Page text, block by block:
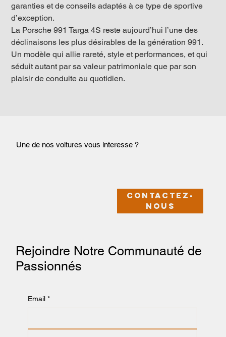
garanties et de conseils adaptés à ce type de sportive
d’exception.
La Porsche 991 Targa 4S reste aujourd’hui l’une des
déclinaisons les plus désirables de la génération 991.
Un modèle qui allie rareté, style et performances, et qui
séduit autant par sa valeur patrimoniale que par son
plaisir de conduite au quotidien.
Une de nos voitures vous interesse ?
Contactez-
nous
Rejoindre Notre Communauté de
Passionnés
Email *